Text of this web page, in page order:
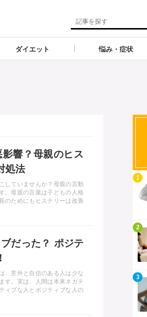
ダイエット 悩み・症状
響？母親のヒス
処法
していませんか？母親の言動
。母親の言葉は子どもの人格
のためにもヒステリーは改善
だった？ ポジテ
、意外と自信のある人は少な
す。実は、人間は本来ネガテ
ィブな人とポジティブな人の
1
2
3